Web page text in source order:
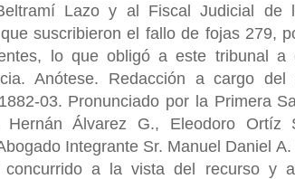
Lazo y al Fiscal Judicial de
suscribieron el fallo de fojas 279,
lo que obligó a este tribunal
Anótese. Redacción a cargo
03. Pronunciado por la Primera
Hernán Álvarez G., Eleodoro
Integrante Sr. Manuel Daniel
concurrido a la vista del recurso y